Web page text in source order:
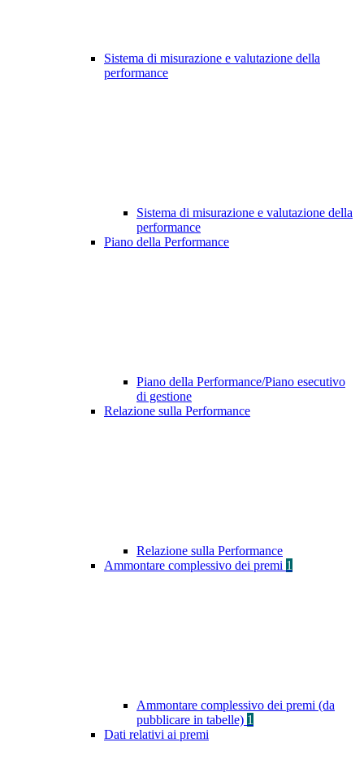
Sistema di misurazione e valutazione della
performance
Sistema di misurazione e valutazione della
performance
Piano della Performance
Piano della Performance/Piano esecutivo
di gestione
Relazione sulla Performance
Relazione sulla Performance
Ammontare complessivo dei premi 1
Ammontare complessivo dei premi (da
pubblicare in tabelle) 1
Dati relativi ai premi